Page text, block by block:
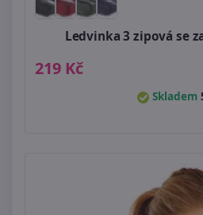
Ledvinka 3 zipová se
219 Kč
Skladem